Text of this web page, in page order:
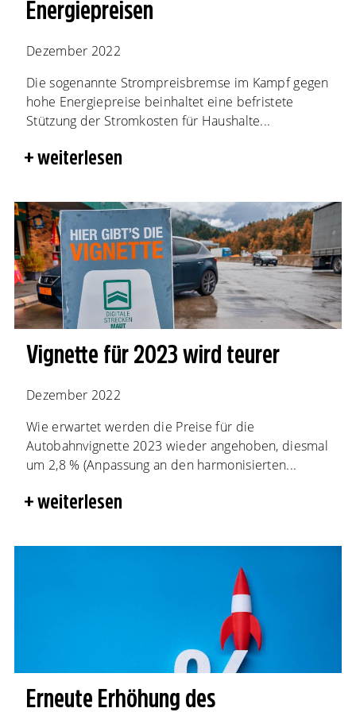
Energiepreisen
Dezember 2022
Die sogenannte Strompreisbremse im Kampf gegen
hohe Energiepreise beinhaltet eine befristete
Stützung der Stromkosten für Haushalte...
weiterlesen
Vignette für 2023 wird teurer
Dezember 2022
Wie erwartet werden die Preise für die
Autobahnvignette 2023 wieder angehoben, diesmal
um 2,8 % (Anpassung an den harmonisierten...
weiterlesen
Erneute Erhöhung des